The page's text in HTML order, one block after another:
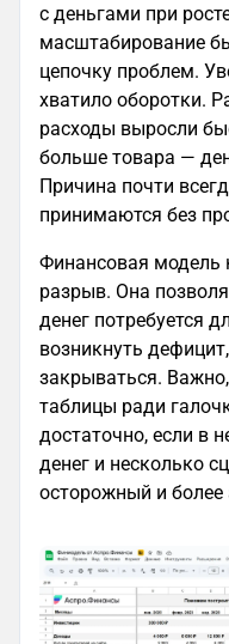
с деньгами при
масштабирование
цепочку проблем.
хватило оборотки.
расходы выросли
больше товара —
Причина почти
принимаются без
Финансовая модель
разрыв. Она
денег потребуется
возникнуть
закрываться.
таблицы ради
достаточно, если в
денег и несколько
осторожный и более